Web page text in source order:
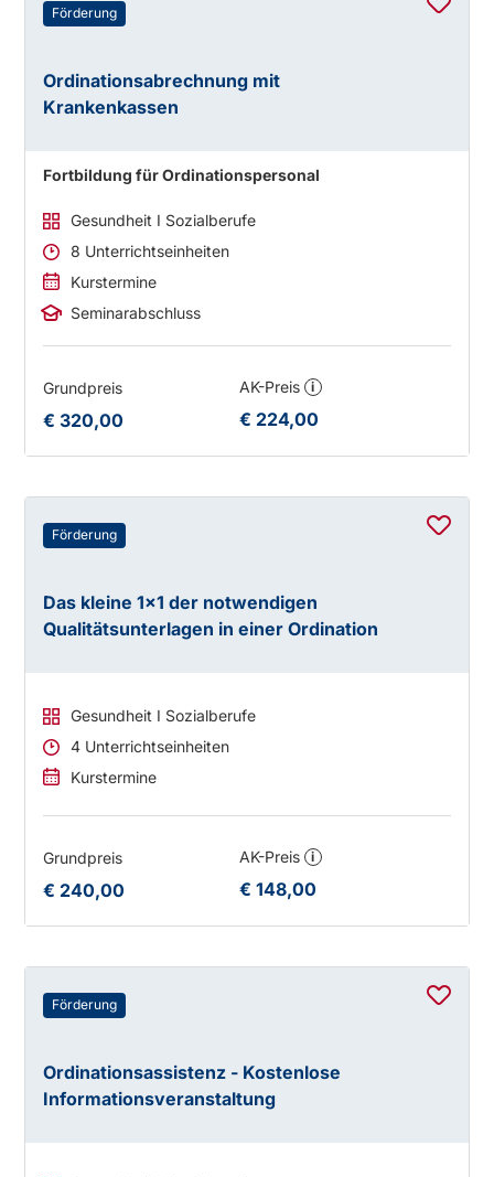
Förderung
Ordinationsabrechnung mit
Krankenkassen
Fortbildung für Ordinationspersonal
Gesundheit I Sozialberufe
8 Unterrichtseinheiten
Kurstermine
Seminarabschluss
Grundpreis
€ 320,00
AK-Preis i
€ 224,00
Förderung
Das kleine 1×1 der notwendigen
Qualitätsunterlagen in einer Ordination
Gesundheit I Sozialberufe
4 Unterrichtseinheiten
Kurstermine
Grundpreis
€ 240,00
AK-Preis i
€ 148,00
Förderung
Ordinationsassistenz - Kostenlose
Informationsveranstaltung